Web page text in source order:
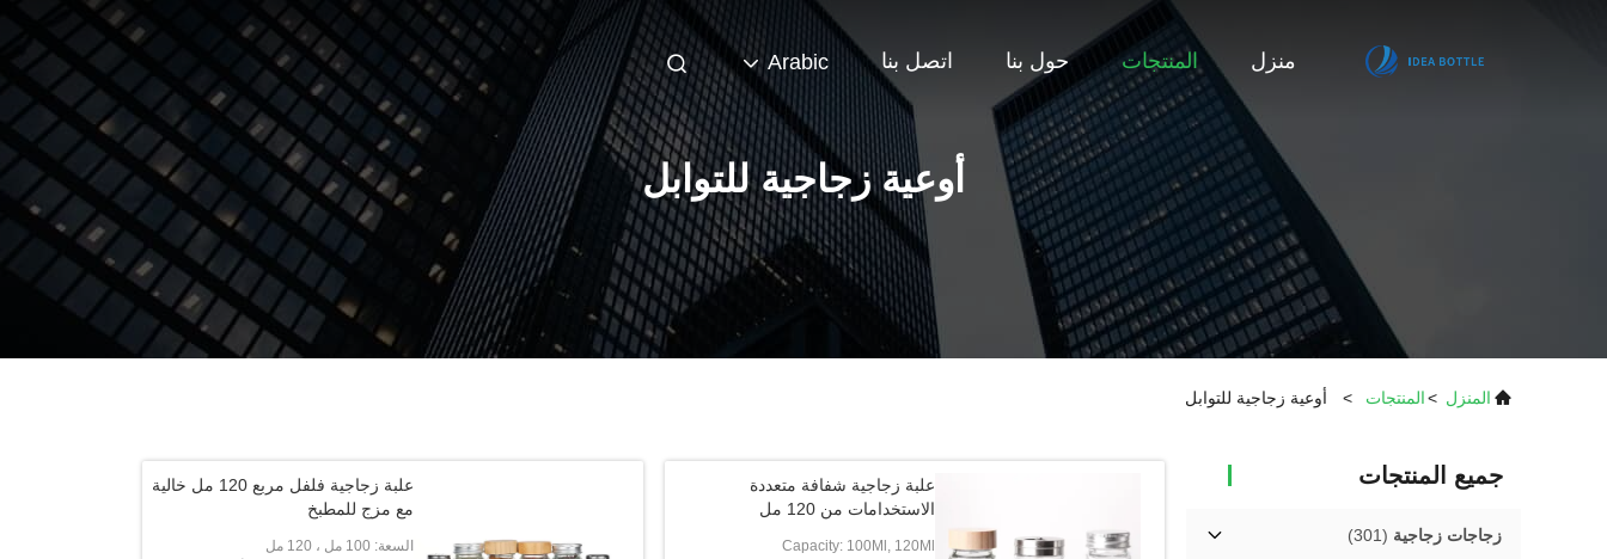
منزل المنتجات حول بنا اتصل بنا Arabic
أوعية زجاجية للتوابل
المنزل >المنتجات > أوعية زجاجية للتوابل
جميع المنتجات
زجاجات زجاجية (301)
علبة زجاجية شفافة متعددة
الاستخدامات من 120 مل
Capacity: 100Ml, 120Ml
علبة زجاجية فلفل مربع 120 مل خالية
مع مزج للمطبخ
السعة: 100 مل ، 120 مل